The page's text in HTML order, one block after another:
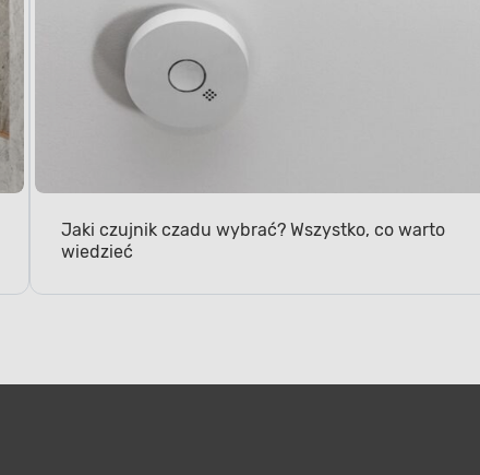
Jaki czujnik czadu wybrać? Wszystko, co warto
wiedzieć